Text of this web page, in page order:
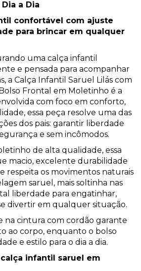
a Dia
confortável com ajuste
para brincar em qualquer
uma calça infantil
e pensada para acompanhar
a Calça Infantil Saruel Lilás com
Frontal em Moletinho é a
com foco em conforto,
essa peça resolve uma das
dos pais: garantir liberdade
e sem incômodos.
de alta qualidade, essa
macio, excelente durabilidade
respeita os movimentos naturais
saruel, mais soltinha nas
liberdade para engatinhar,
divertir em qualquer situação.
na cintura com cordão garante
ao corpo, enquanto o bolso
e estilo para o dia a dia.
calça infantil saruel em